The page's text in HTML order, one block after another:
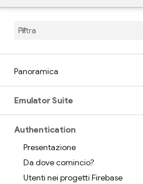
Panoramica
Emulator Suite
Authentication
Presentazione
Da dove comincio?
Utenti nei progetti Firebase